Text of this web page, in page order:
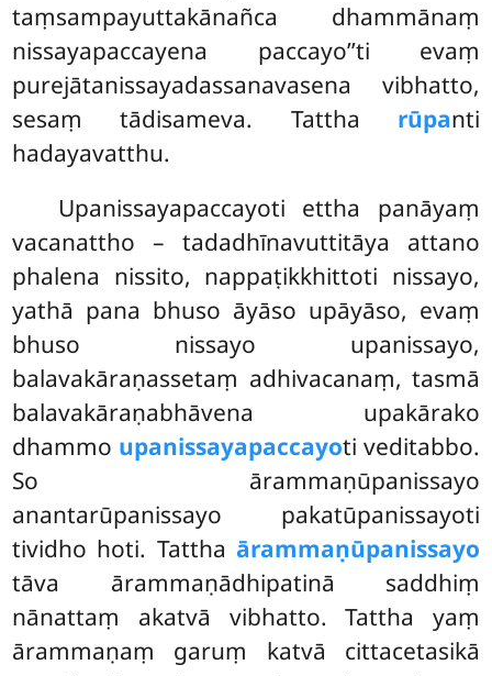
taṃsampayuttakānañca dhammānaṃ
nissayapaccayena paccayo’’ti evaṃ
purejātanissayadassanavasena vibhatto,
sesaṃ tādisameva. Tattha rūpanti
hadayavatthu.
Upanissayapaccayoti ettha panāyaṃ
vacanattho – tadadhīnavuttitāya attano
phalena nissito, nappaṭikkhittoti nissayo,
yathā pana bhuso āyāso upāyāso, evaṃ
bhuso nissayo upanissayo,
balavakāraṇassetaṃ adhivacanaṃ, tasmā
balavakāraṇabhāvena upakārako
dhammo upanissayapaccayoti veditabbo.
So ārammaṇūpanissayo
anantarūpanissayo pakatūpanissayoti
tividho hoti. Tattha ārammaṇūpanissayo
tāva ārammaṇādhipatinā saddhiṃ
nānattaṃ akatvā vibhatto. Tattha yaṃ
ārammaṇaṃ garuṃ katvā cittacetasikā